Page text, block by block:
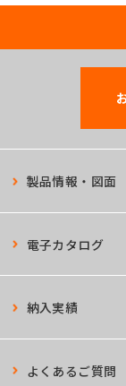
製品情報・図面
電子カタログ
納入実績
よくあるご質問